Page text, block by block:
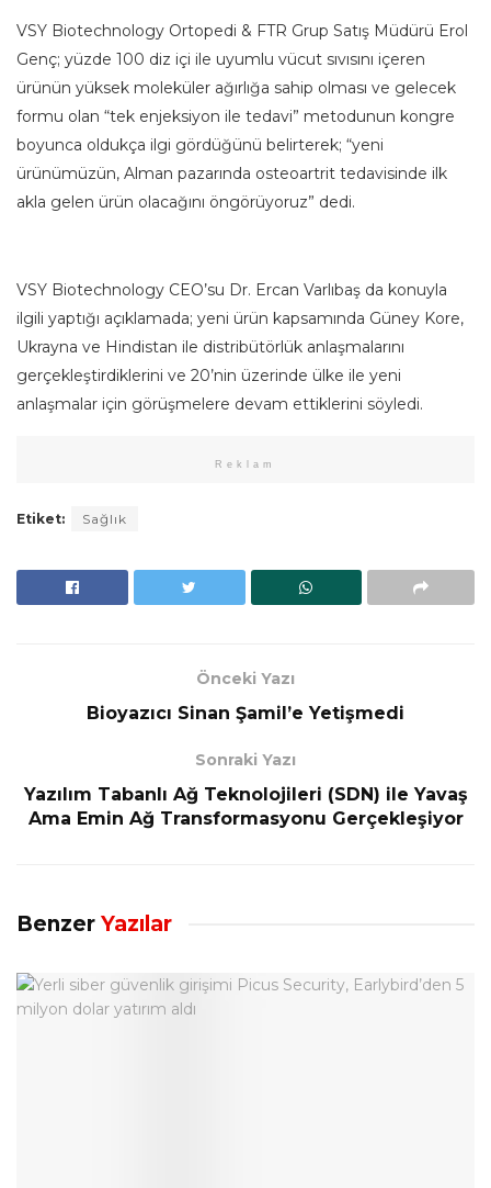
VSY Biotechnology Ortopedi & FTR Grup Satış Müdürü Erol
Genç; yüzde 100 diz içi ile uyumlu vücut sıvısını içeren
ürünün yüksek moleküler ağırlığa sahip olması ve gelecek
formu olan “tek enjeksiyon ile tedavi” metodunun kongre
boyunca oldukça ilgi gördüğünü belirterek; “yeni
ürünümüzün, Alman pazarında osteoartrit tedavisinde ilk
akla gelen ürün olacağını öngörüyoruz” dedi.
VSY Biotechnology CEO’su Dr. Ercan Varlıbaş da konuyla
ilgili yaptığı açıklamada; yeni ürün kapsamında Güney Kore,
Ukrayna ve Hindistan ile distribütörlük anlaşmalarını
gerçekleştirdiklerini ve 20’nin üzerinde ülke ile yeni
anlaşmalar için görüşmelere devam ettiklerini söyledi.
Reklam
Etiket: Sağlık
Önceki Yazı
Bioyazıcı Sinan Şamil’e Yetişmedi
Sonraki Yazı
Yazılım Tabanlı Ağ Teknolojileri (SDN) ile Yavaş
Ama Emin Ağ Transformasyonu Gerçekleşiyor
Benzer Yazılar